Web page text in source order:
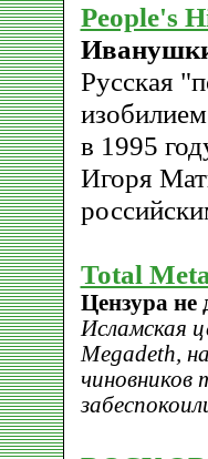
People's
Русская
в 1995
Игоря
Total
Цензура не
Исламская
Megadeth,
чиновников